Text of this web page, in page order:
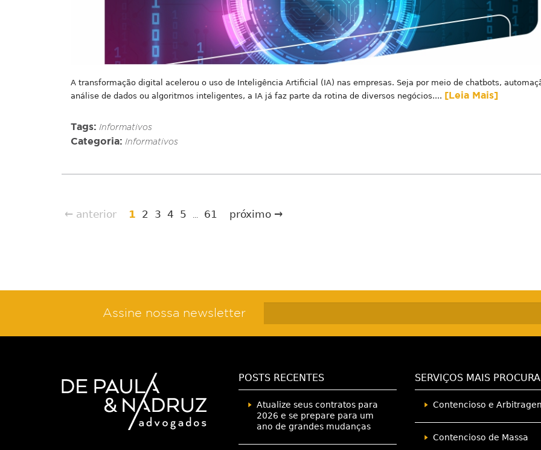
A transformação digital acelerou o uso de Inteligência Artificial (IA) nas empresas. Seja por meio de chatbots,
análise de dados ou algoritmos inteligentes, a IA já faz parte da rotina de diversos negócios.... [Leia Mais]
Tags: Informativos
Categoria: Informativos
← anterior 1 2 3 4 5 61 próximo →
Assine nossa newsletter
POSTS RECENTES
Atualize seus contratos para
2026 e se prepare para um
ano de grandes mudanças
SERVIÇOS MAIS
Contencioso e
Contencioso de Massa